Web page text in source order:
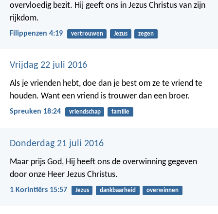
overvloedig bezit. Hij geeft ons in Jezus Christus van zijn
rijkdom.
Filippenzen 4:19 vertrouwen Jezus zegen
Vrijdag 22 juli 2016
Als je vrienden hebt, doe dan je best om ze te vriend te
houden. Want een vriend is trouwer dan een broer.
Spreuken 18:24 vriendschap familie
Donderdag 21 juli 2016
Maar prijs God, Hij heeft ons de overwinning gegeven
door onze Heer Jezus Christus.
1 Korintiërs 15:57 Jezus dankbaarheid overwinnen